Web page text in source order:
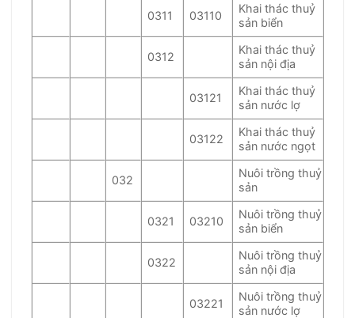
0311 03110
Khai thác thuỷ
sản biển
0312
Khai thác thuỷ
sản nội địa
03121
Khai thác thuỷ
sản nước lợ
03122
Khai thác thuỷ
sản nước ngọt
032
Nuôi trồng thuỷ
sản
0321 03210
Nuôi trồng thuỷ
sản biển
0322
Nuôi trồng thuỷ
sản nội địa
03221
Nuôi trồng thuỷ
sản nước lợ